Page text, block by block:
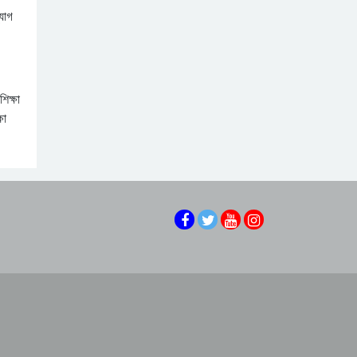
মনে হচ্ছে আরেকটা অনিবার্য
এক গণসমাবেশে জামায়াত
জুলাই গণঅভ্যুত্থান দিবস
ইউনূসের বিবৃতি